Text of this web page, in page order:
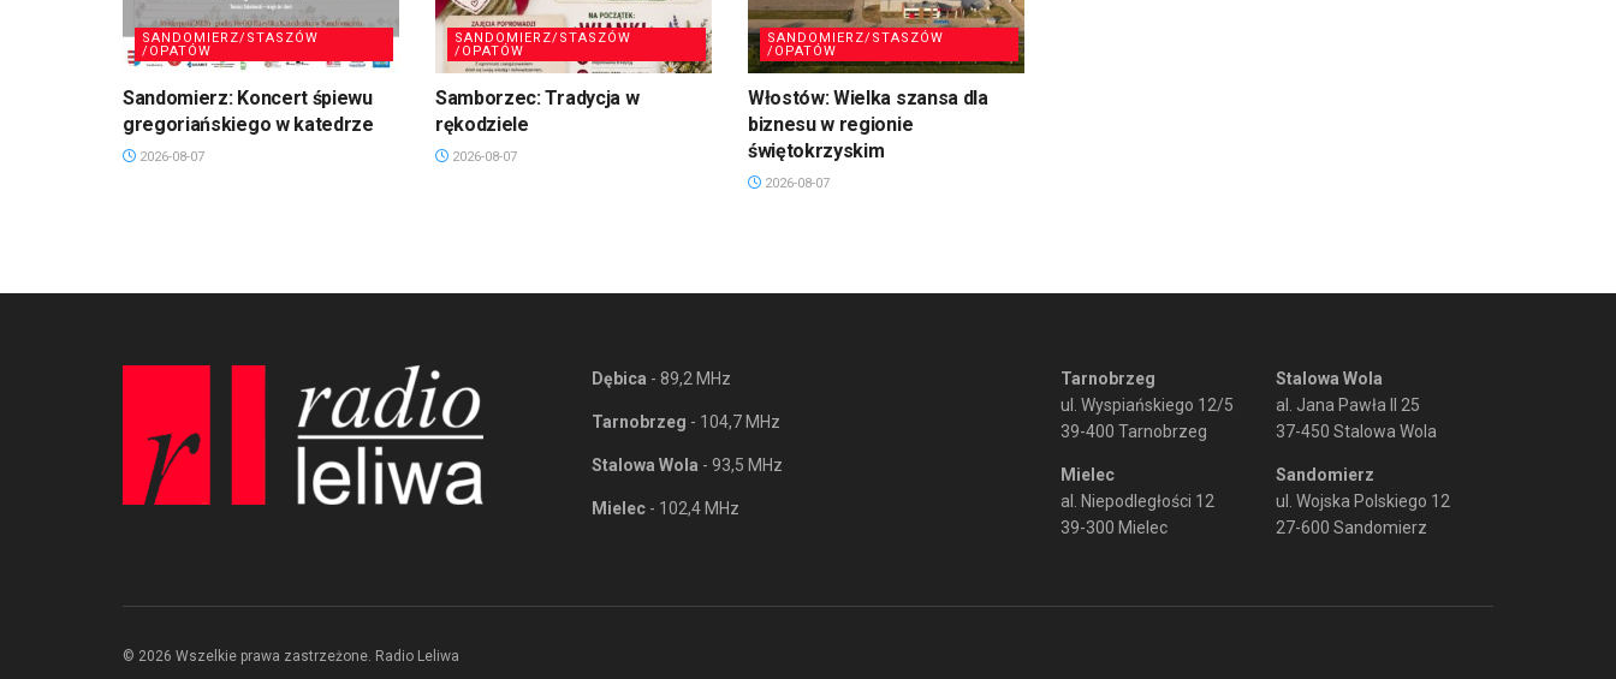
SANDOMIERZ/STASZÓW
/OPATÓW
Sandomierz: Koncert śpiewu
gregoriańskiego w katedrze
2026-08-07
SANDOMIERZ/STASZÓW
/OPATÓW
Samborzec: Tradycja w
rękodziele
2026-08-07
SANDOMIERZ/STASZÓW
/OPATÓW
Włostów: Wielka szansa dla
biznesu w regionie
świętokrzyskim
2026-08-07
Dębica - 89,2 MHz
Tarnobrzeg - 104,7 MHz
Stalowa Wola - 93,5 MHz
Mielec - 102,4 MHz
Tarnobrzeg
ul. Wyspiańskiego 12/5
39-400 Tarnobrzeg
Mielec
al. Niepodległości 12
39-300 Mielec
Stalowa Wola
al. Jana Pawła II 25
37-450 Stalowa Wola
Sandomierz
ul. Wojska Polskiego 12
27-600 Sandomierz
© 2026 Wszelkie prawa zastrzeżone. Radio Leliwa